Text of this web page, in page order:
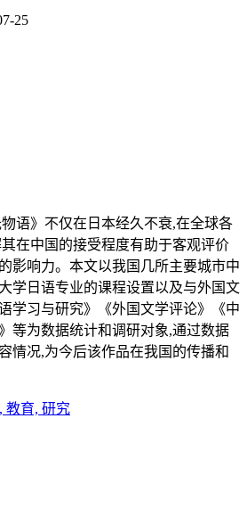
25
语》不仅在日本经久不衰,在全球各
在中国的接受程度有助于客观评价
影响力。本文以我国几所主要城市中
学日语专业的课程设置以及与外国文
学习与研究》《外国文学评论》《中
等为数据统计和调研对象,通过数据
情况,为今后该作品在我国的传播和
教育, 研究